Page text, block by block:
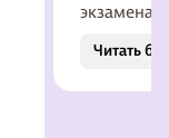
экзаменам
Читать